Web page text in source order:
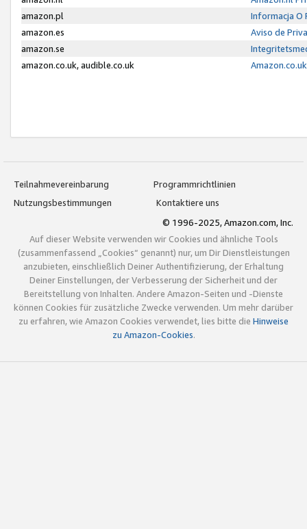
amazon.pl
Informacja O
amazon.es
Aviso de
amazon.se
amazon.co.uk, audible.co.uk
Teilnahmevereinbarung
Programmrichtlinien
Nutzungsbestimmungen
Kontaktiere uns
© 1996-2025, Amazon.com, Inc.
Auf dieser Website verwenden wir Cookies und ähnliche Tools
(zusammenfassend „Cookies“ genannt) nur, um Dir Dienstleistungen
anzubieten, einschließlich Deiner Authentifizierung, der Erhaltung
Deiner Einstellungen, der Verbesserung der Sicherheit und der
Bereitstellung von Inhalten. Andere Amazon-Seiten und -Dienste
können Cookies für zusätzliche Zwecke verwenden. Um mehr darüber
zu erfahren, wie Amazon Cookies verwendet, lies bitte die Hinweise
zu Amazon-Cookies.